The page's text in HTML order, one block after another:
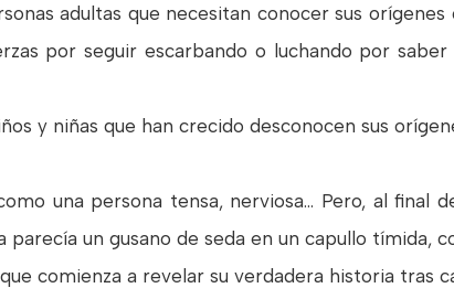
adultas que necesitan conocer sus
por seguir escarbando o luchando por
y niñas que han crecido desconocen sus
una persona tensa, nerviosa… Pero, al final
un gusano de seda en un capullo tímida,
comienza a revelar su verdadera historia tras